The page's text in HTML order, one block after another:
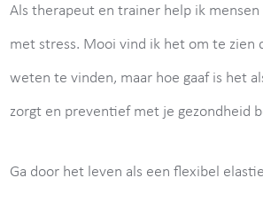
Als therapeut en trainer help ik
met stress. Mooi vind ik het om te zien
weten te vinden, maar hoe gaaf is het
zorgt en preventief met je gezondheid
Ga door het leven als een flexibel